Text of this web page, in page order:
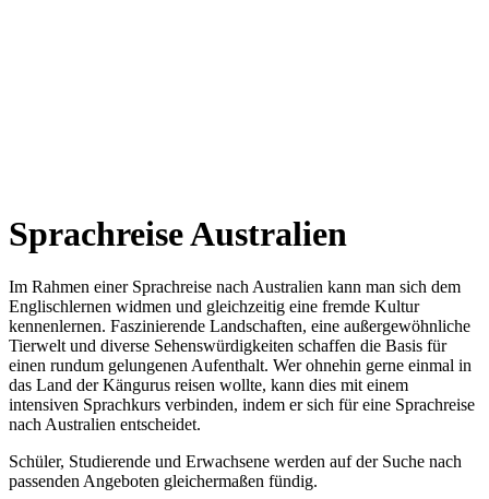
Sprachreise Australien
Im Rahmen einer Sprachreise nach Australien kann man sich dem
Englischlernen widmen und gleichzeitig eine fremde Kultur
kennenlernen. Faszinierende Landschaften, eine außergewöhnliche
Tierwelt und diverse Sehenswürdigkeiten schaffen die Basis für
einen rundum gelungenen Aufenthalt. Wer ohnehin gerne einmal in
das Land der Kängurus reisen wollte, kann dies mit einem
intensiven Sprachkurs verbinden, indem er sich für eine Sprachreise
nach Australien entscheidet.
Schüler, Studierende und Erwachsene werden auf der Suche nach
passenden Angeboten gleichermaßen fündig.